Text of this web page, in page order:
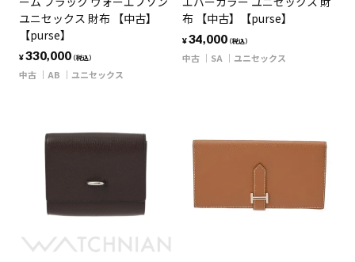
ユニセックス 財布 【中古】
【purse】
¥330,000（税込）
中古 AB ユニセックス
布 【中古】【purse】
¥34,000（税込）
中古 SA ユニセックス